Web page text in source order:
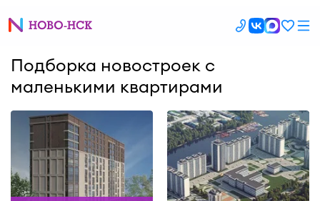
Подборка новостроек с
маленькими квартирами